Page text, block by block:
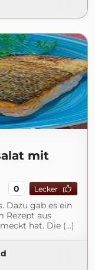
mit
0 Lecker
Dazu gab es ein
Rezept aus
hat. Die (...)